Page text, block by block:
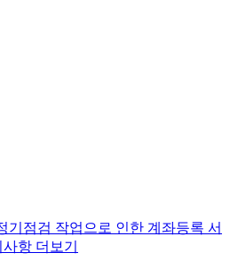
기점검 작업으로 인한 계좌등록 서
항 더보기